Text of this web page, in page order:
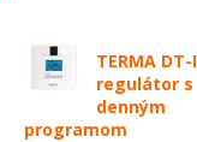
TERMA DT-
regulátor s
denným
programom